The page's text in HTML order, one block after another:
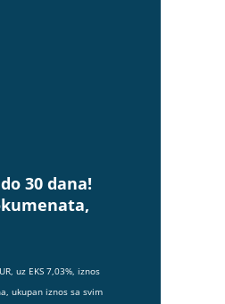
30 dana!
uz EKS 7,03%, iznos
ukupan iznos sa svim